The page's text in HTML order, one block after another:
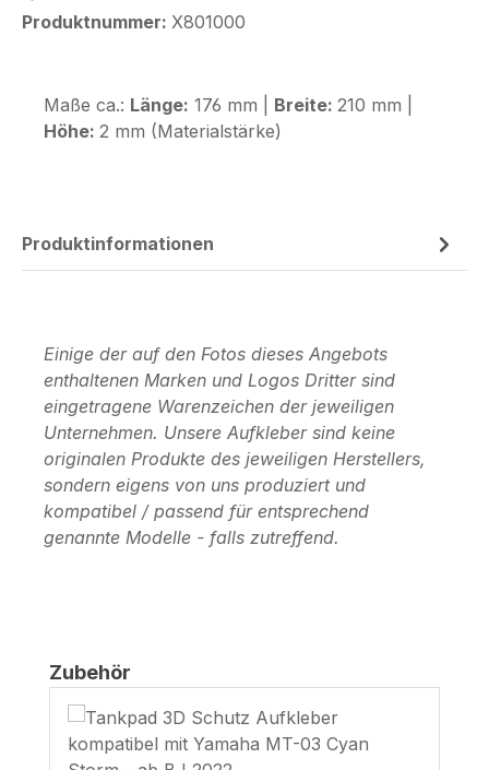
Produktnummer: X801000
Maße ca.: Länge: 176 mm | Breite: 210 mm |
Höhe: 2 mm (Materialstärke)
Produktinformationen
Einige der auf den Fotos dieses Angebots
enthaltenen Marken und Logos Dritter sind
eingetragene Warenzeichen der jeweiligen
Unternehmen. Unsere Aufkleber sind keine
originalen Produkte des jeweiligen Herstellers,
sondern eigens von uns produziert und
kompatibel / passend für entsprechend
genannte Modelle - falls zutreffend.
Produktgalerie überspringen
Zubehör